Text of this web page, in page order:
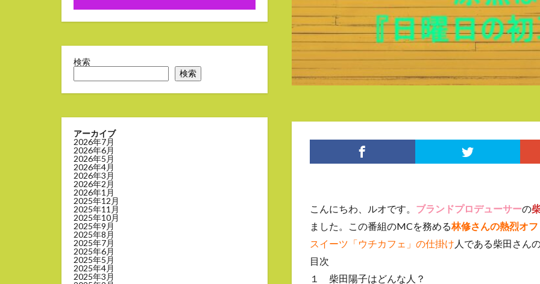
こんにちわ、ルオです。 ブランドプロデューサーの
ました。この番組のMCを務める林修さんの熱烈オ
スイーツ「ウチカフェ」の仕掛け 人である柴田さん
目次
１ 柴田陽子はどんな人？
検索
検索
アーカイブ
2026年7月
2026年6月
2026年5月
2026年4月
2026年3月
2026年2月
2026年1月
2025年12月
2025年11月
2025年10月
2025年9月
2025年8月
2025年7月
2025年6月
2025年5月
2025年4月
2025年3月